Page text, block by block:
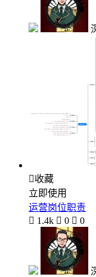
收藏
立即使用
运营岗位职责
 1.4k  0  0